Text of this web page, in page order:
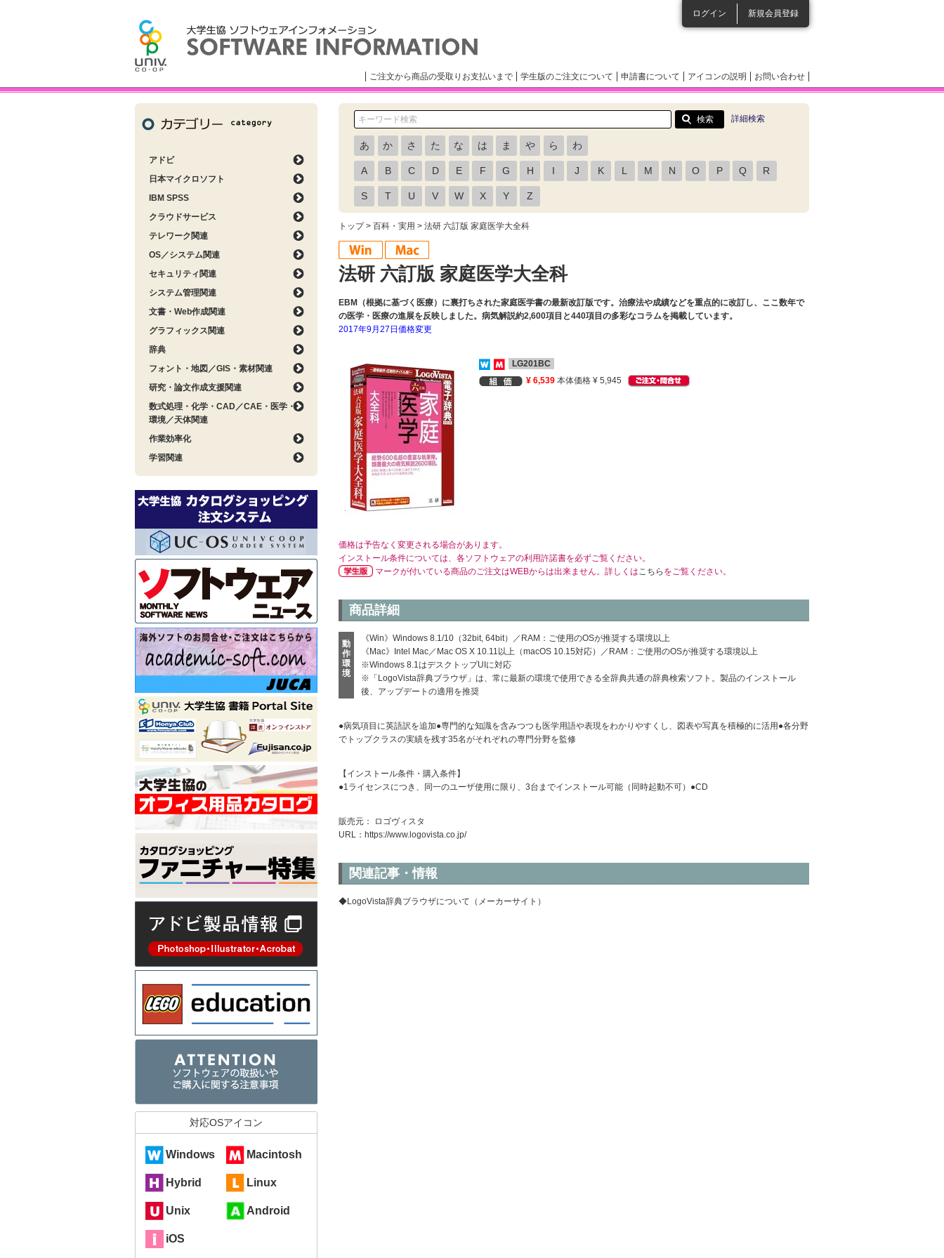
ログイン 新規会員登録
ご注文から商品の受取りお支払いまで 学生版のご注文について 申請書について アイコンの説明 お問い合わせ
詳細検索
あ か さ た な は ま や ら わ
A B C D E F G H I J K L M N O P Q R
S T U V W X Y Z
トップ> 百科・実用 > 法研 六訂版 家庭医学大全科
法研 六訂版 家庭医学大全科
EBM（根拠に基づく医療）に裏打ちされた家庭医学書の最新改訂版です。治療法や成績などを重点的に改訂し、ここ数年で
の医学・医療の進展を反映しました。病気解説約2,600項目と440項目の多彩なコラムを掲載しています。
2017年9月27日価格変更
LG201BC
¥ 6,539 本体価格 ¥ 5,945
価格は予告なく変更される場合があります。
インストール条件については、各ソフトウェアの利用許諾書を必ずご覧ください。
マークが付いている商品のご注文はWEBからは出来ません。詳しくはこちら をご覧ください。
商品詳細
動
作
環
境
《Win》Windows 8.1/10（32bit, 64bit）／RAM：ご使用のOSが推奨する環境以上
《Mac》Intel Mac／Mac OS X 10.11以上（macOS 10.15対応）／RAM：ご使用のOSが推奨する環境以上
※Windows 8.1はデスクトップUIに対応
※「LogoVista辞典ブラウザ」は、常に最新の環境で使用できる全辞典共通の辞典検索ソフト。製品のインストール
後、アップデートの適用を推奨
●病気項目に英語訳を追加●専門的な知識を含みつつも医学用語や表現をわかりやすくし、図表や写真を積極的に活用●各分野
でトップクラスの実績を残す35名がそれぞれの専門分野を監修
【インストール条件・購入条件】
●1ライセンスにつき、同一のユーザ使用に限り、3台までインストール可能（同時起動不可）●CD
販売元： ロゴヴィスタ
URL： https://www.logovista.co.jp/
関連記事・情報
◆LogoVista辞典ブラウザについて（メーカーサイト）
アドビ
日本マイクロソフト
IBM SPSS
クラウドサービス
テレワーク関連
OS／システム関連
セキュリティ関連
システム管理関連
文書・Web作成関連
グラフィックス関連
辞典
フォント・地図／GIS・素材関連
研究・論文作成支援関連
数式処理・化学・CAD／CAE・医学・
環境／天体関連
作業効率化
学習関連
対応OSアイコン
Windows Macintosh
Hybrid Linux
Unix Android
iOS